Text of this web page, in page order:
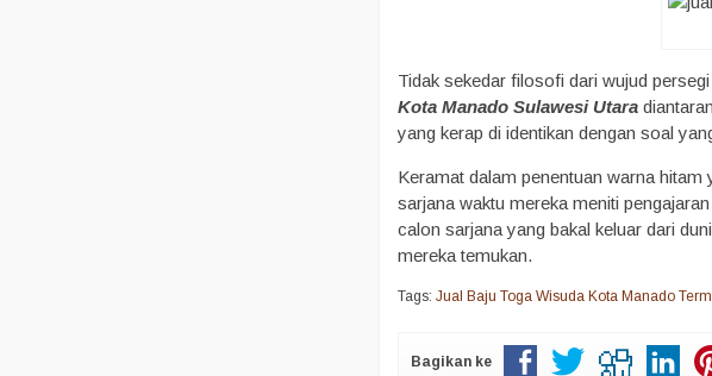
Tidak sekedar filosofi dari wujud
Kota Manado Sulawesi Utara
yang kerap di identikan dengan soal
Keramat dalam penentuan warna
sarjana waktu mereka meniti
calon sarjana yang bakal keluar dari
mereka temukan.
Tags:Jual Baju Toga Wisuda Kota Manado
Bagikan ke